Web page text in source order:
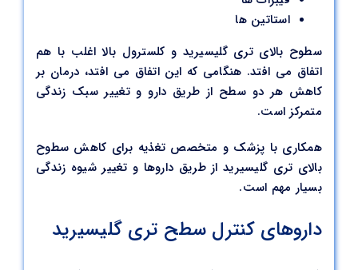
استاتین ها
سطوح بالای تری گلیسیرید و کلسترول بالا اغلب با هم
اتفاق می افتد. هنگامی که این اتفاق می افتد، درمان بر
کاهش هر دو سطح از طریق دارو و تغییر سبک زندگی
متمرکز است.
همکاری با پزشک و متخصص تغذیه برای کاهش سطوح
بالای تری گلیسیرید از طریق داروها و تغییر شیوه زندگی
بسیار مهم است.
داروهای کنترل سطح تری گلیسیرید